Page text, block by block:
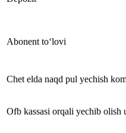
Abonent to‘lovi
Chet elda naqd pul yechish
Ofb kassasi orqali yechib olish